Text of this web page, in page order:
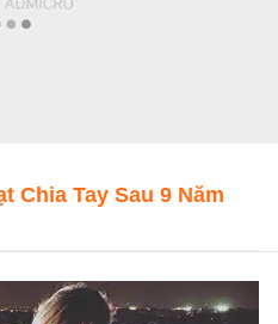
Chia Tay Sau 9 Năm